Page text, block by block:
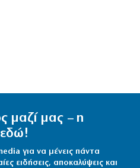
μαζί μας – η
για να μένεις πάντα
ειδήσεις, αποκαλύψεις και